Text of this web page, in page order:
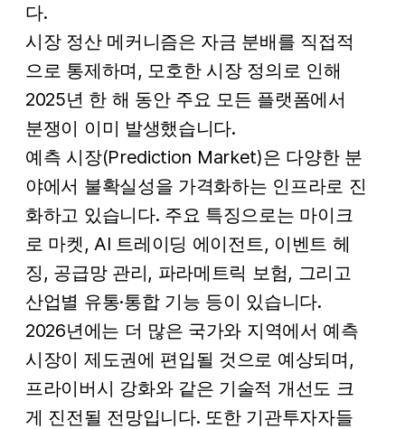
다.
시장 정산 메커니즘은 자금 분배를 직접적
으로 통제하며, 모호한 시장 정의로 인해
2025년 한 해 동안 주요 모든 플랫폼에서
분쟁이 이미 발생했습니다.
예측 시장(Prediction Market)은 다양한 분
야에서 불확실성을 가격화하는 인프라로 진
화하고 있습니다. 주요 특징으로는 마이크
로 마켓, AI 트레이딩 에이전트, 이벤트 헤
징, 공급망 관리, 파라메트릭 보험, 그리고
산업별 유통·통합 기능 등이 있습니다.
2026년에는 더 많은 국가와 지역에서 예측
시장이 제도권에 편입될 것으로 예상되며,
프라이버시 강화와 같은 기술적 개선도 크
게 진전될 전망입니다. 또한 기관투자자들